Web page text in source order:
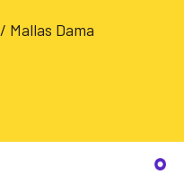
/ Mallas Dama